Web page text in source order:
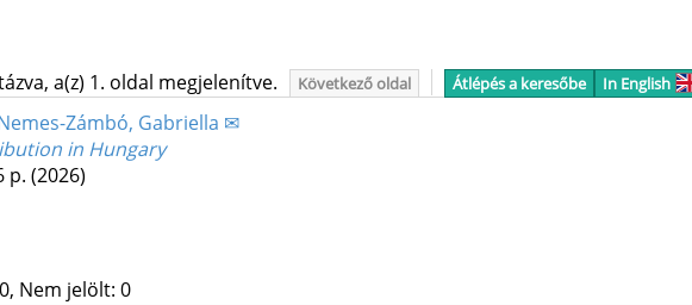
a(z) 1. oldal megjelenítve. Következő oldal Átlépés a keresőbe In English
Zámbó, Gabriella ✉
in Hungary
p. (2026)
Nem jelölt: 0